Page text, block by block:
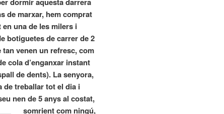
de marxar, hem comprat
en una de les milers i
botiguetes de carrer de 2
tan venen un refresc, com
cola d’enganxar instant
de dents). La senyora,
de treballar tot el dia i
nen de 5 anys al costat,
somrient com ningú,